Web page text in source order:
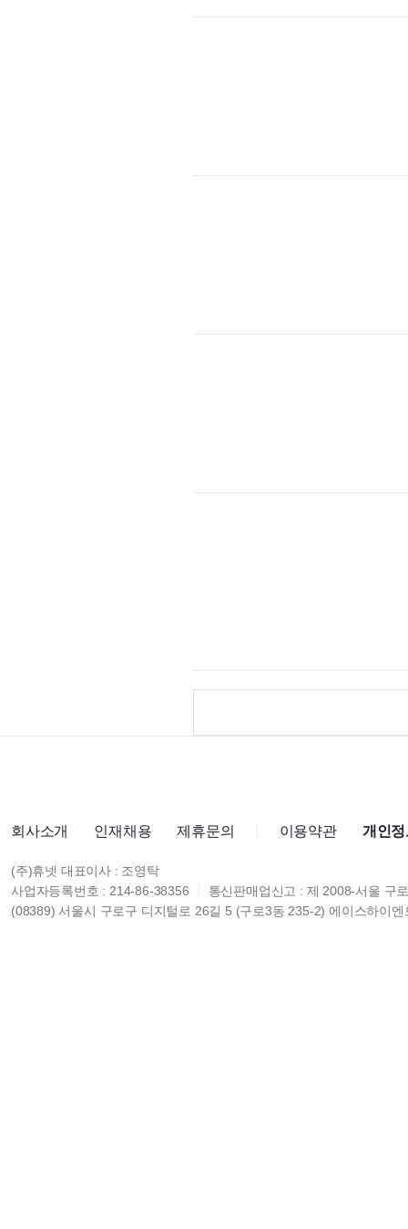
회사소개 인재채용 제휴문의 이용약관 개인
(주)휴넷 대표이사 : 조영탁
사업자등록번호 : 214-86-38356
통신판매업신고 : 제 2008-서울 구
(08389) 서울시 구로구 디지털로 26길 5 (구로3동 235-2) 에이스하이